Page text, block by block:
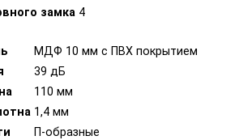
замка 4
МДФ 10 мм с ПВХ покрытием
39 дБ
110 мм
1,4 мм
П-образные